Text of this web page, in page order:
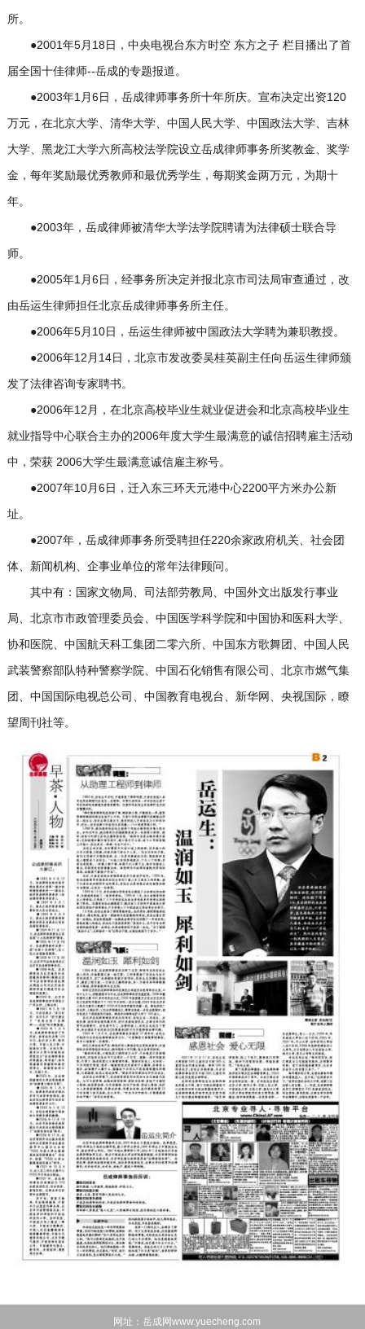
所。
●2001年5月18日，中央电视台东方时空 东方之子 栏目播出了首
届全国十佳律师--岳成的专题报道。
●2003年1月6日，岳成律师事务所十年所庆。宣布决定出资120
万元，在北京大学、清华大学、中国人民大学、中国政法大学、吉林
大学、黑龙江大学六所高校法学院设立岳成律师事务所奖教金、奖学
金，每年奖励最优秀教师和最优秀学生，每期奖金两万元，为期十
年。
●2003年，岳成律师被清华大学法学院聘请为法律硕士联合导
师。
●2005年1月6日，经事务所决定并报北京市司法局审查通过，改
由岳运生律师担任北京岳成律师事务所主任。
●2006年5月10日，岳运生律师被中国政法大学聘为兼职教授。
●2006年12月14日，北京市发改委吴桂英副主任向岳运生律师颁
发了法律咨询专家聘书。
●2006年12月，在北京高校毕业生就业促进会和北京高校毕业生
就业指导中心联合主办的2006年度大学生最满意的诚信招聘雇主活动
中，荣获 2006大学生最满意诚信雇主称号。
●2007年10月6日，迁入东三环天元港中心2200平方米办公新
址。
●2007年，岳成律师事务所受聘担任220余家政府机关、社会团
体、新闻机构、企事业单位的常年法律顾问。
其中有：国家文物局、司法部劳教局、中国外文出版发行事业
局、北京市市政管理委员会、中国医学科学院和中国协和医科大学、
协和医院、中国航天科工集团二零六所、中国东方歌舞团、中国人民
武装警察部队特种警察学院、中国石化销售有限公司、北京市燃气集
团、中国国际电视总公司、中国教育电视台、新华网、央视国际，瞭
望周刊社等。
网址：岳成网www.yuecheng.com